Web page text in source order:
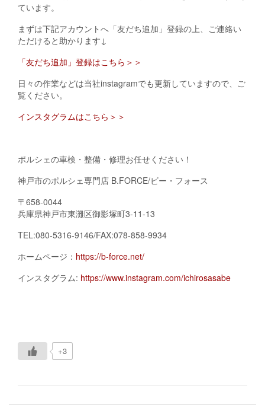
ています。
まずは下記アカウントへ「友だち追加」登録の上、ご連絡い
ただけると助かります↓
「友だち追加」登録はこちら＞＞
日々の作業などは当社instagramでも更新していますので、ご
覧ください。
インスタグラムはこちら＞＞
ポルシェの車検・整備・修理お任せください！
神戸市のポルシェ専門店 B.FORCE/ビー・フォース
〒658-0044
兵庫県神戸市東灘区御影塚町3-11-13
TEL:080-5316-9146/FAX:078-858-9934
ホームページ： https://b-force.net/
インスタグラム: https://www.instagram.com/ichirosasabe
+3